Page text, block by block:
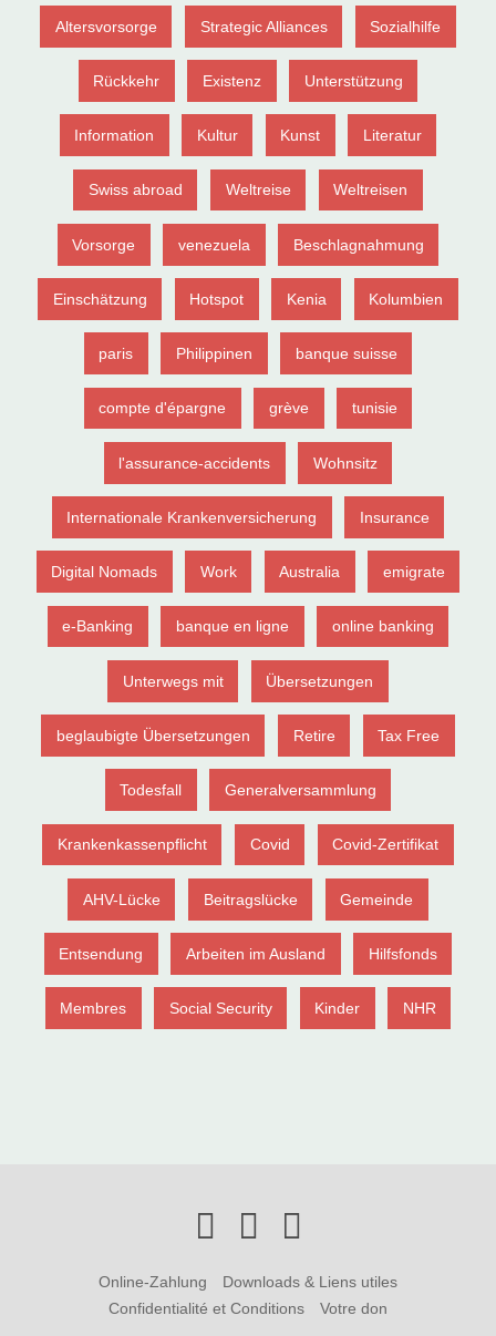
Altersvorsorge Strategic Alliances Sozialhilfe
Rückkehr Existenz Unterstützung
Information Kultur Kunst Literatur
Swiss abroad Weltreise Weltreisen
Vorsorge venezuela Beschlagnahmung
Einschätzung Hotspot Kenia Kolumbien
paris Philippinen banque suisse
compte d'épargne grève tunisie
l'assurance-accidents Wohnsitz
Internationale Krankenversicherung Insurance
Digital Nomads Work Australia emigrate
e-Banking banque en ligne online banking
Unterwegs mit Übersetzungen
beglaubigte Übersetzungen Retire Tax Free
Todesfall Generalversammlung
Krankenkassenpflicht Covid Covid-Zertifikat
AHV-Lücke Beitragslücke Gemeinde
Entsendung Arbeiten im Ausland Hilfsfonds
Membres Social Security Kinder NHR
Online-Zahlung
Downloads & Liens utiles
Confidentialité et Conditions
Votre don